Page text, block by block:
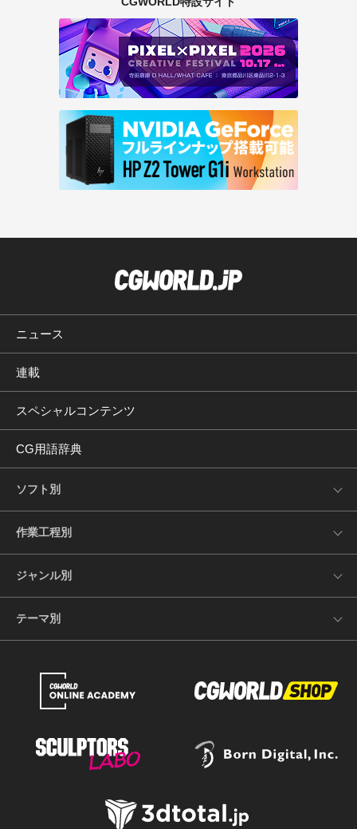
ニュース
連載
スペシャルコンテンツ
CG用語辞典
ソフト別
作業工程別
ジャンル別
テーマ別